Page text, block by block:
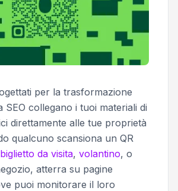
per la trasformazione
SEO collegano i tuoi materiali di
direttamente alle tue proprietà
qualcuno scansiona un QR
biglietto da visita, volantino, o
atterra su pagine
puoi monitorare il loro